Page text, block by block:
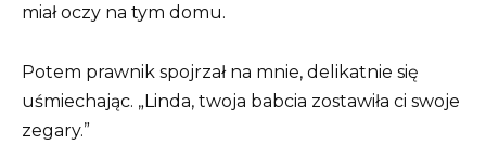
miał oczy na tym domu.
Potem prawnik spojrzał na mnie, delikatnie się
uśmiechając. „Linda, twoja babcia zostawiła ci swoje
zegary.”